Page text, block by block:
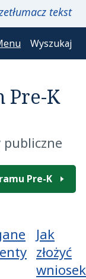
tekst
Wyszukaj
Pre-K
publiczne
Pre-K
Jak
złożyć
wniosek